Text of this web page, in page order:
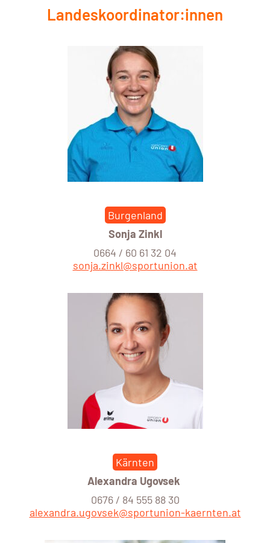
Landeskoordinator:innen
Burgenland
Sonja Zinkl
0664 / 60 61 32 04
sonja.zinkl@sportunion.at
Kärnten
Alexandra Ugovsek
0676 / 84 555 88 30
alexandra.ugovsek@sportunion-kaernten.at